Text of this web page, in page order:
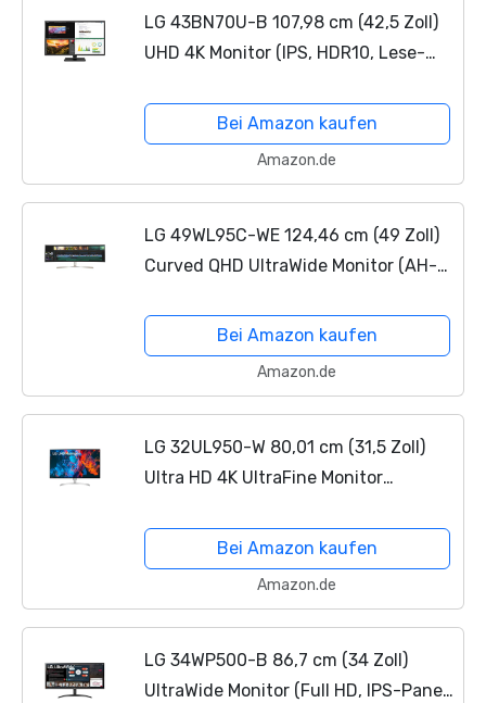
LG 43BN70U-B 107,98 cm (42,5 Zoll)
UHD 4K Monitor (IPS, HDR10, Lese-
Bei Amazon kaufen
Amazon.de
LG 49WL95C-WE 124,46 cm (49 Zoll)
Curved QHD UltraWide Monitor (AH-
schwarz weißBei Amazon kaufen
Amazon.de
LG 32UL950-W 80,01 cm (31,5 Zoll)
Ultra HD 4K UltraFine Monitor
Thunderbolt 3), schwarz weiß
Bei Amazon kaufen
Amazon.de
LG 34WP500-B 86,7 cm (34 Zoll)
UltraWide Monitor (Full HD, IPS-Panel,